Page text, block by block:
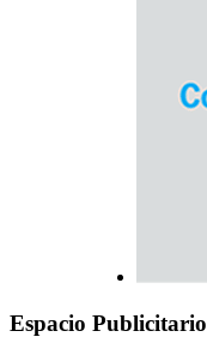
Espacio Publicitario